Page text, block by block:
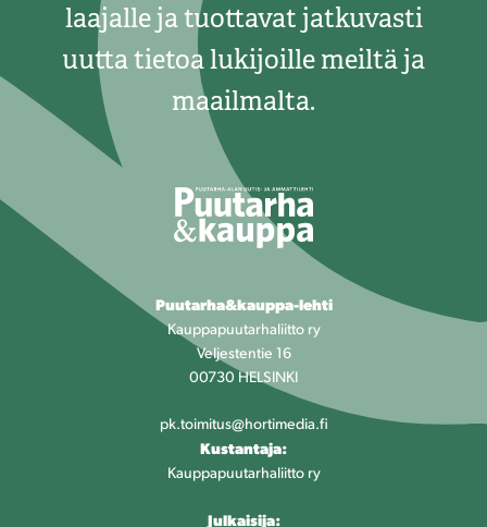
laajalle ja tuottavat jatkuvasti
uutta tietoa lukijoille meiltä ja
maailmalta.
Puutarha&kauppa-lehti
Kauppapuutarhaliitto ry
Veljestentie 16
00730 HELSINKI
pk.toimitus@hortimedia.fi
Kustantaja:
Kauppapuutarhaliitto ry
Julkaisija: